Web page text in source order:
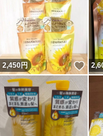
2,450円 い